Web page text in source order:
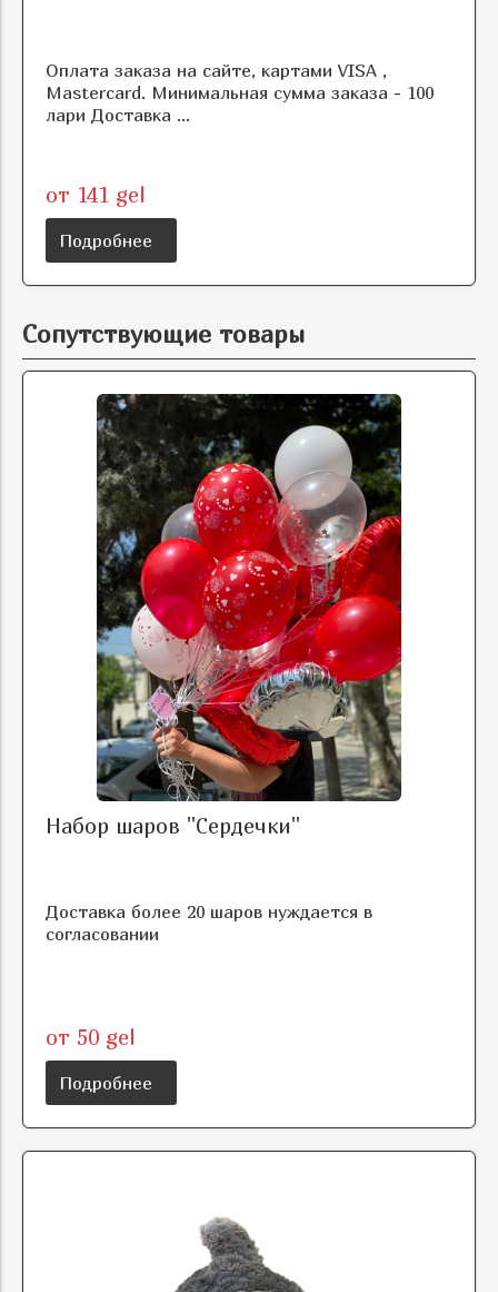
Оплата заказа на сайте, картами VISA ,
Mastercard. Минимальная сумма заказа - 100
лари Доставка ...
от 141 gel
Подробнее
Сопутствующие товары
Набор шаров "Сердечки"
Доставка более 20 шаров нуждается в
согласовании
от 50 gel
Подробнее